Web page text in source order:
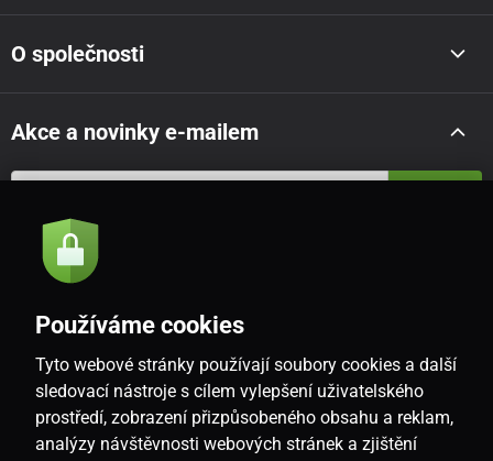
O společnosti
Akce a novinky e-mailem
Souhlasím se
CZ
Používáme cookies
Tyto webové stránky používají soubory cookies a další
sledovací nástroje s cílem vylepšení uživatelského
prostředí, zobrazení přizpůsobeného obsahu a reklam,
analýzy návštěvnosti webových stránek a zjištění